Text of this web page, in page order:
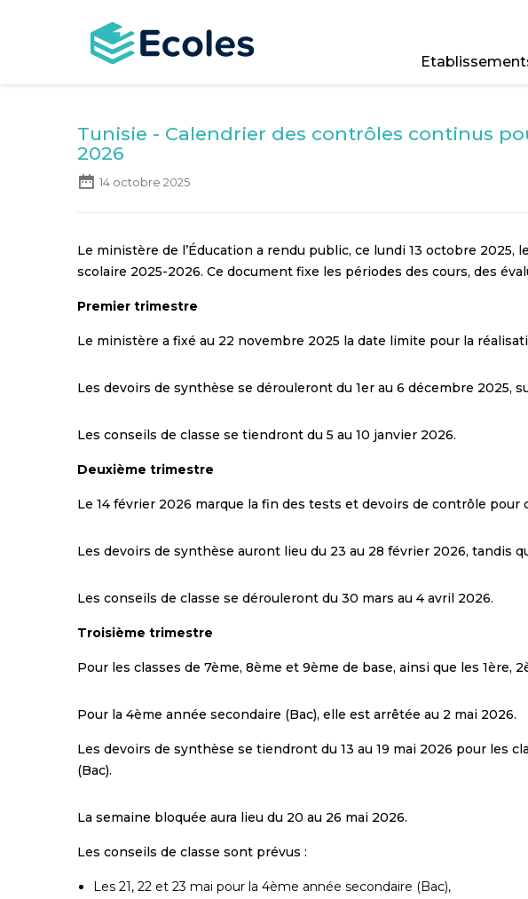
Tunisie - Calendrier des contrôles continus
2026
14 octobre 2025
Le ministère de l’Éducation a rendu public, ce lundi 13 octobre
scolaire 2025-2026. Ce document fixe les périodes des cours, des
Premier trimestre
Le ministère a fixé au 22 novembre 2025 la date limite pour la
Les devoirs de synthèse se dérouleront du 1er au 6 décembre 2025,
Les conseils de classe se tiendront du 5 au 10 janvier 2026.
Deuxième trimestre
Le 14 février 2026 marque la fin des tests et devoirs de contrôle pour
Les devoirs de synthèse auront lieu du 23 au 28 février 2026, tandis
Les conseils de classe se dérouleront du 30 mars au 4 avril 2026.
Troisième trimestre
Pour les classes de 7ème, 8ème et 9ème de base, ainsi que les
Pour la 4ème année secondaire (Bac), elle est arrêtée au 2 mai 2026.
Les devoirs de synthèse se tiendront du 13 au 19 mai 2026 pour les
(Bac).
La semaine bloquée aura lieu du 20 au 26 mai 2026.
Les conseils de classe sont prévus :
Les 21, 22 et 23 mai pour la 4ème année secondaire (Bac),